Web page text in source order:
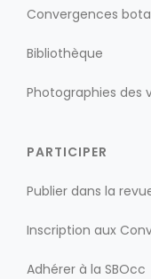
Convergences
Bibliothèque
Photographies des
PARTICIPER
Publier dans la
Inscription aux
Adhérer à la SBOcc